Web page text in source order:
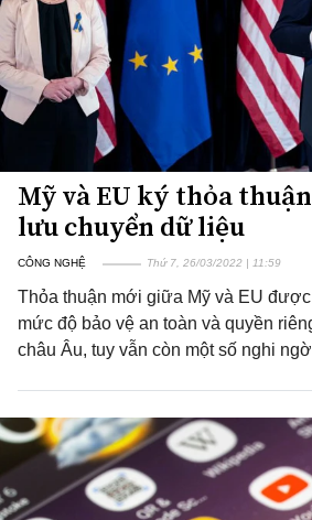
Mỹ và EU ký thỏa
lưu chuyển dữ liệu
CÔNG NGHỆ Thứ 7, 26/03/2022 | 11:59
Thỏa thuận mới giữa Mỹ và EU
mức độ bảo vệ an toàn và quyền
châu Âu, tuy vẫn còn một số nghi